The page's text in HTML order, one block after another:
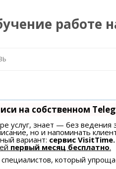
работе
на собственном
услуг, знает — без ведения
но и напоминать
вариант: сервис VisitTime.
первый месяц бесплатно.
который